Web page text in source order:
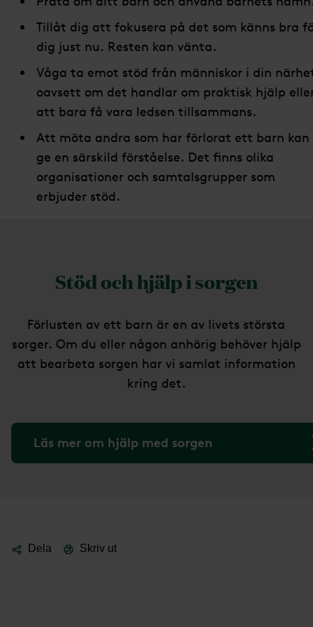
Tillåt dig att fokusera på det som känns bra
dig just nu. Resten kan vänta.
Våga ta emot stöd från människor i din
oavsett om det handlar om praktisk hjälp
att bara få vara ledsen tillsammans.
Att möta andra som har förlorat ett barn kan
ge en särskild förståelse. Det finns olika
organisationer och samtalsgrupper som
erbjuder stöd.
Stöd och hjälp i sorgen
Förlusten av ett barn är en av livets största
sorger. Om du eller någon anhörig behöver hjälp
att bearbeta sorgen har vi samlat information
kring det.
Läs mer om hjälp med sorgen
Dela Skriv ut